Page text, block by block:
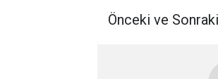
Önceki ve